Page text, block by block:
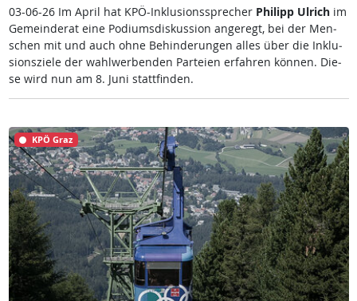
03-06-26 Im April ha­t K­PÖ-In­k­lu­si­ons­sp­re­cherPhi­l­ipp Ul­rich im
Ge­mein­de­rat ei­ne Po­di­ums­dis­kus­si­on an­ge­regt, bei der Men­
schen mit und auch oh­ne Be­hin­de­run­gen al­les über die In­k­lu­
si­ons­zie­le der wahl­wer­ben­den Par­tei­en er­fah­ren kön­nen. Die­
se wird nun am 8. Ju­ni statt­fin­den.
KPÖ Graz